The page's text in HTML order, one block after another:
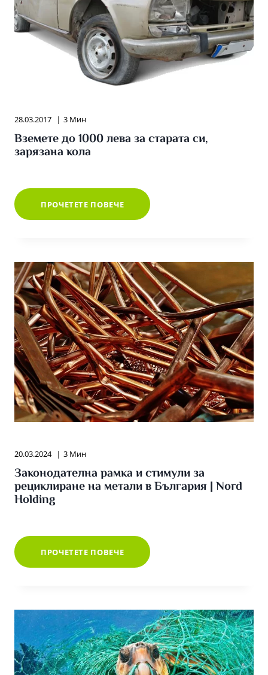
28.03.2017 3 Мин
Вземете до 1000 лева за старата си,
зарязана кола
ПРОЧЕТЕТЕ ПОВЕЧЕВЗЕМЕТЕ
ДО
1000
КОЛА
20.03.2024 3 Мин
Законодателна рамка и стимули за
рециклиране на метали в България | Nord
Holding
ПРОЧЕТЕТЕ ПОВЕЧЕЗАКОНОДАТЕЛНА
РАМКА
И
В
БЪЛГАРИЯ
NORD
HOLDING